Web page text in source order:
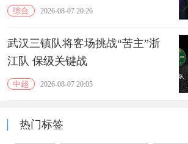
综合 2026-08-07 20:26
武汉三镇队将客场挑战“苦主”浙
江队 保级关键战
中超 2026-08-07 20:05
热门标签